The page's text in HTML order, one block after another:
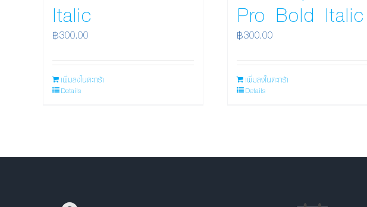
Italic
฿300.00
เพิ่มลงในตะกร้า
Details
Pro Bold Italic
฿300.00
เพิ่มลงในตะกร้า
Details